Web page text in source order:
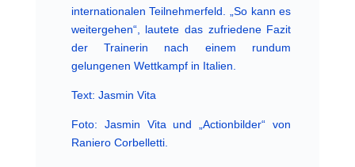
internationalen Teilnehmerfeld. „So kann es
weitergehen“, lautete das zufriedene Fazit
der Trainerin nach einem rundum
gelungenen Wettkampf in Italien.
Text: Jasmin Vita
Foto: Jasmin Vita und „Actionbilder“ von
Raniero Corbelletti.